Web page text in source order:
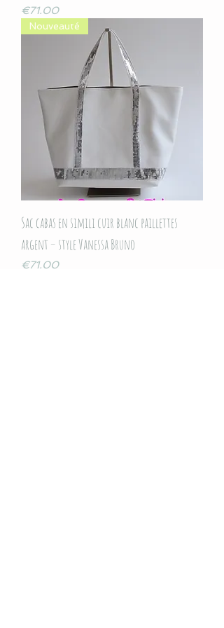
Price
€71.00
Nouveauté
Sac cabas en simili cuir blanc paillettes
argent – style Vanessa Bruno
Price
€71.00